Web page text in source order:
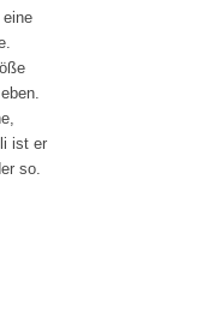
ist er
so.